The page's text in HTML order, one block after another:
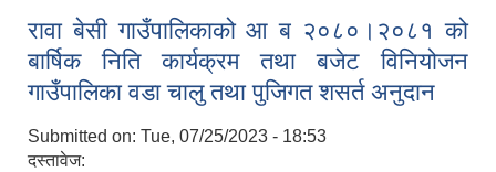
रावा बेसी गाउँपालिकाको आ ब २०८०।२०८१ को
बार्षिक निति कार्यक्रम तथा बजेट विनियोजन
गाउँपालिका वडा चालु तथा पुजिगत शसर्त अनुदान
Submitted on: Tue, 07/25/2023 - 18:53
दस्तावेज: